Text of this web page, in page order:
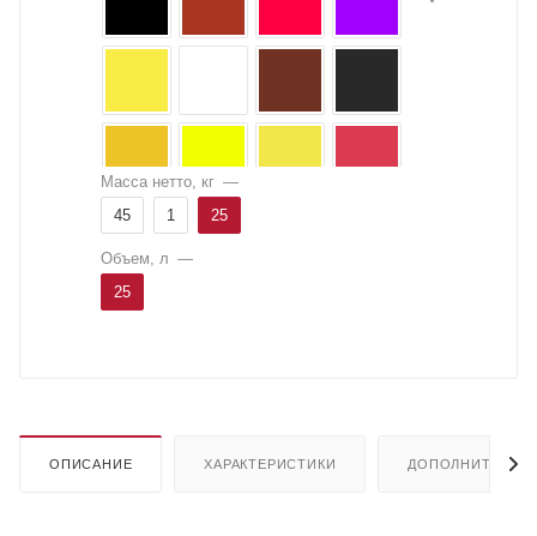
Масса нетто, кг —
45
1 25
Объем, л —
25
ОПИСАНИЕ ХАРАКТЕРИСТИКИ